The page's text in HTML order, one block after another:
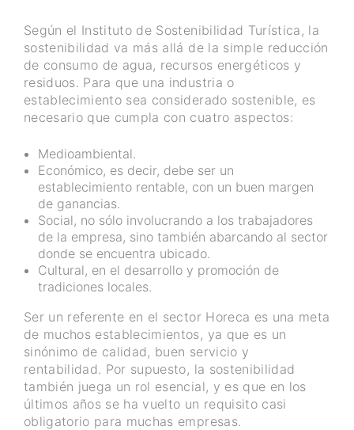
Según el Instituto de Sostenibilidad Turística, la
sostenibilidad va más allá de la simple reducción
de consumo de agua, recursos energéticos y
residuos. Para que una industria o
establecimiento sea considerado sostenible, es
necesario que cumpla con cuatro aspectos:
Medioambiental.
Económico, es decir, debe ser un
establecimiento rentable, con un buen margen
de ganancias.
Social, no sólo involucrando a los trabajadores
de la empresa, sino también abarcando al sector
donde se encuentra ubicado.
Cultural, en el desarrollo y promoción de
tradiciones locales.
Ser un referente en el sector Horeca es una meta
de muchos establecimientos, ya que es un
sinónimo de calidad, buen servicio y
rentabilidad. Por supuesto, la sostenibilidad
también juega un rol esencial, y es que en los
últimos años se ha vuelto un requisito casi
obligatorio para muchas empresas.